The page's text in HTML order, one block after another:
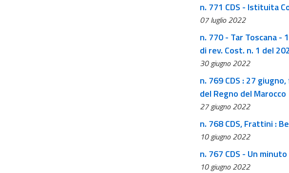
n. 771 CDS - Istituita
07 luglio 2022
n. 770 - Tar Toscana
di rev. Cost. n. 1 del
30 giugno 2022
n. 769 CDS : 27
del Regno del Marocco
27 giugno 2022
n. 768 CDS, Frattini :
10 giugno 2022
n. 767 CDS - Un
10 giugno 2022